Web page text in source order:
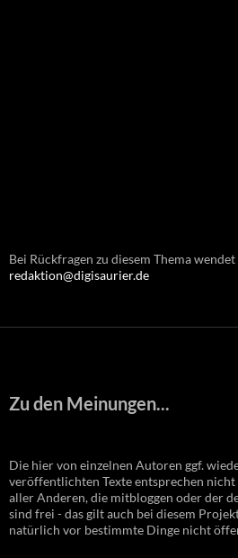
Bei Rückfragen zu diesem Thema
redaktion@digisaurier.de
Zu den Meinungen...
Die hier von einzelnen Autoren ggf.
veröffentlichten Texte entsprechen nicht
aller Anderen, die mitbloggen oder der
sind frei - das gilt auch bei diesem
natürlich vor bestimmte Dinge nicht